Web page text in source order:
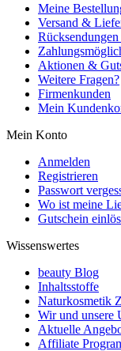
Meine
Versand &
Aktionen &
Weitere Fragen?
Firmenkunden
Mein
Mein Konto
Anmelden
Registrieren
Passwort
Wo ist meine
Gutschein
Wissenswertes
beauty Blog
Inhaltsstoffe
Naturkosmetik
Wir und unsere
Aktuelle
Affiliate